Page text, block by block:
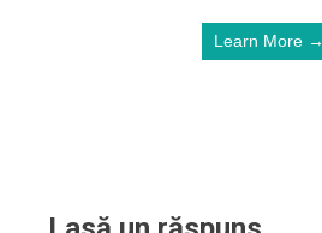
Learn More →